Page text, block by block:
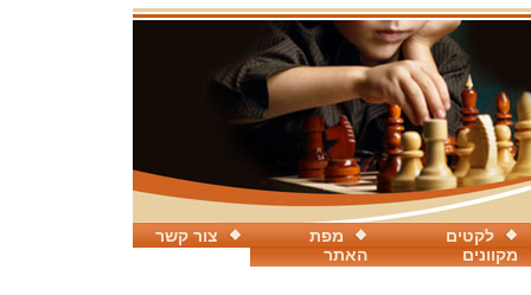
צור קשר
מפת
האתר
לקטים
מקוונים